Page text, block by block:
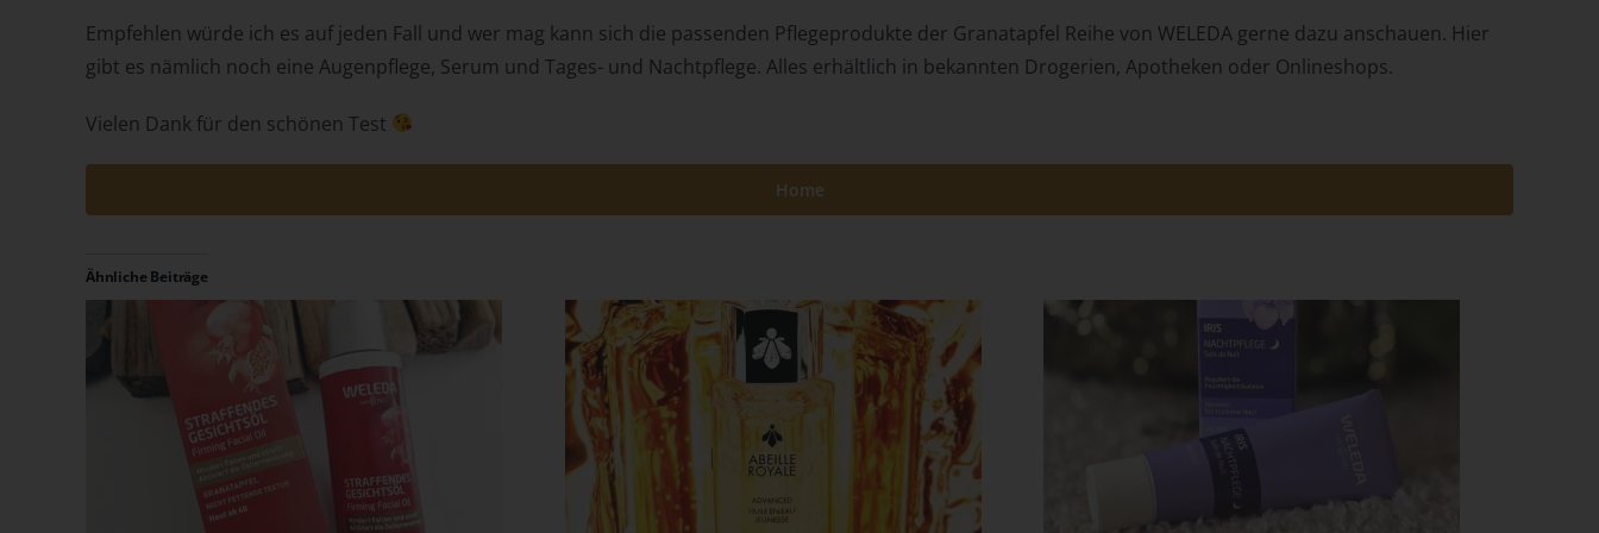
Empfehlen würde ich es auf jeden Fall und wer mag kann sich die passenden Pflegeprodukte der Granatapfel Reihe von WELEDA gerne dazu anschauen. Hier
gibt es nämlich noch eine Augenpflege, Serum und Tages- und Nachtpflege. Alles erhältlich in bekannten Drogerien, Apotheken oder Onlineshops.
Vielen Dank für den schönen Test
Home
Ähnliche Beiträge
i) Empfänger
Dritten handelt oder nicht. Behörden, die im Rahmen eines
bestimmten Untersuchungsauftrags nach dem Unionsrecht oder dem
Dritter ist eine natürliche oder juristische Person, Behörde, Einrichtung
oder andere Stelle außer der betroffenen Person, dem
Verantwortlichen, dem Auftragsverarbeiter und den Personen, die
unter der unmittelbaren Verantwortung des Verantwortlichen oder des
Auftragsverarbeiters befugt sind, die personenbezogenen Daten zu
verarbeiten.
k) Einwilligung